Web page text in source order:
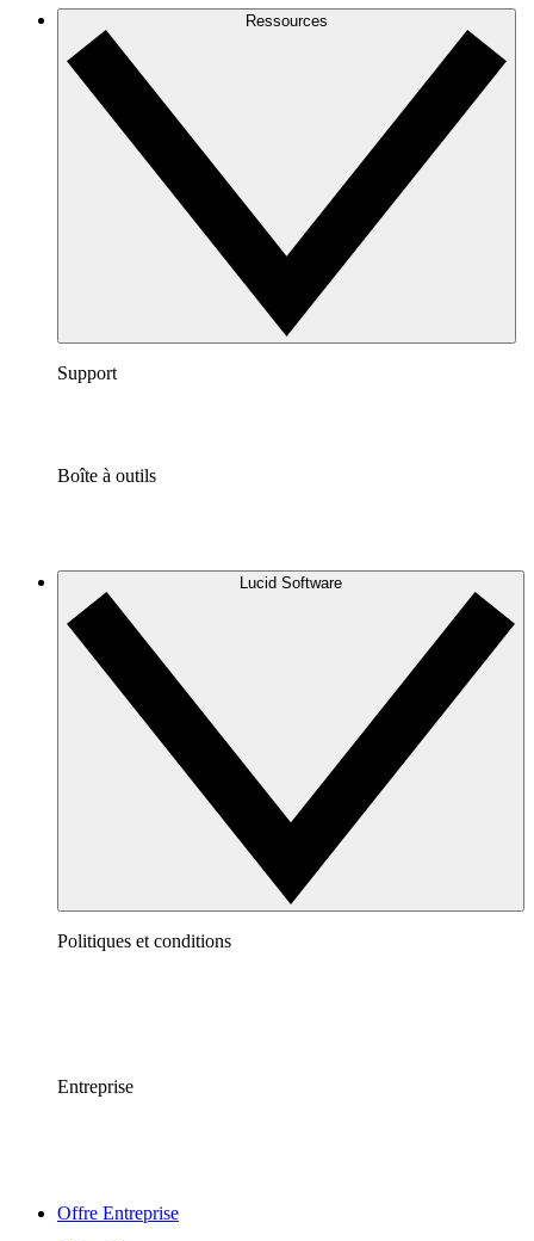
Ressources
Support
Boîte à outils
Lucid Software
Politiques et conditions
Entreprise
Offre Entreprise